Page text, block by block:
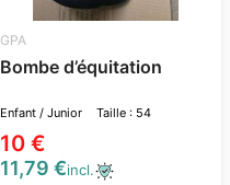
GPA
Bombe d’équitation
Enfant / Junior Taille : 54
10 €
11,79 €incl.